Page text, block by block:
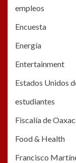
empleos
Encuesta
Energía
Entertainment
Estados Unidos
estudiantes
Fiscalía de
Food & Health
Francisco